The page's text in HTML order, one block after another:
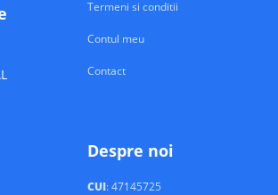
Termeni si conditii
Contul meu
Contact
Despre noi
CUI: 47145725